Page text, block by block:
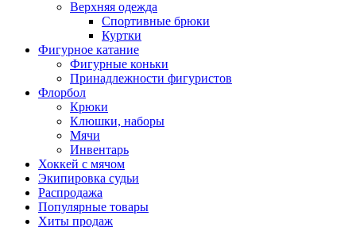
Верхняя одежда
Спортивные брюки
Куртки
Фигурное катание
Фигурные коньки
Принадлежности фигуристов
Флорбол
Крюки
Клюшки, наборы
Мячи
Инвентарь
Хоккей с мячом
Экипировка судьи
Распродажа
Популярные товары
Хиты продаж